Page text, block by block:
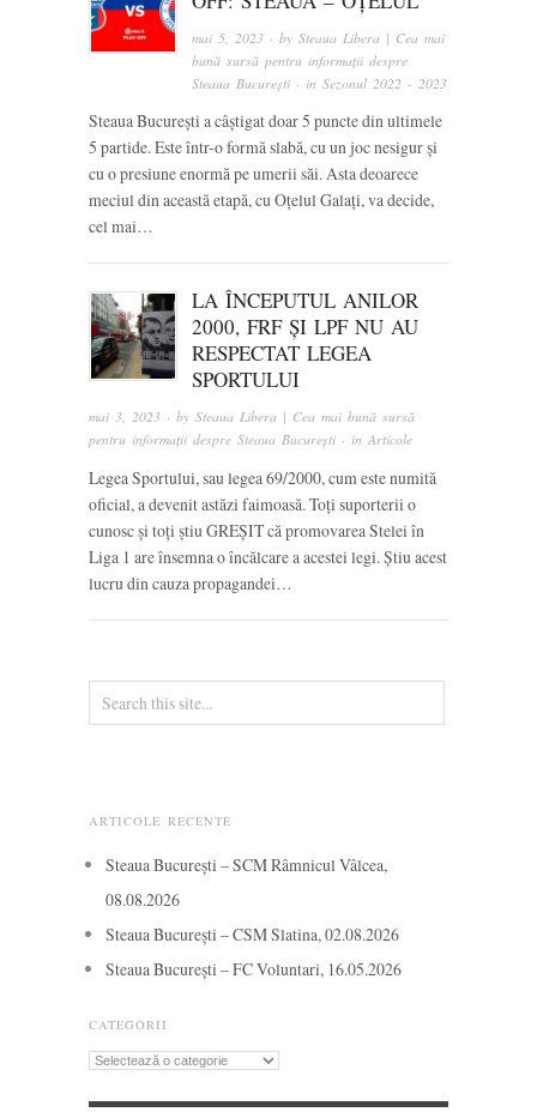
mai 5, 2023 · bySteaua Libera | Cea mai
bună sursă pentru informații despre
Steaua București · inSezonul 2022 - 2023
Steaua București a câștigat doar 5 puncte din ultimele
5 partide. Este într-o formă slabă, cu un joc nesigur și
cu o presiune enormă pe umerii săi. Asta deoarece
meciul din această etapă, cu Oțelul Galați, va decide,
cel mai…
LA ÎNCEPUTUL ANILOR
2000, FRF ȘI LPF NU AU
RESPECTAT LEGEA
SPORTULUI
mai 3, 2023 · by Steaua Libera | Cea mai bună sursă
pentru informații despre Steaua București · in Articole
Legea Sportului, sau legea 69/2000, cum este numită
oficial, a devenit astăzi faimoasă. Toți suporterii o
cunosc și toți știu GREȘIT că promovarea Stelei în
Liga 1 are însemna o încălcare a acestei legi. Știu acest
lucru din cauza propagandei…
ARTICOLE RECENTE
Steaua București – SCM Râmnicul Vâlcea,
08.08.2026
Steaua București – CSM Slatina, 02.08.2026
Steaua București – FC Voluntari, 16.05.2026
CATEGORII
Categorii